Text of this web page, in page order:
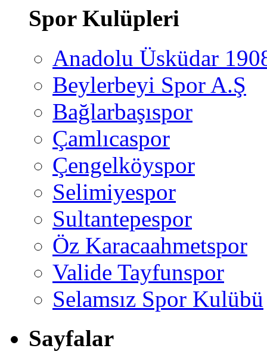
Spor Kulüpleri
Anadolu Üsküdar
Beylerbeyi Spor A.Ş
Bağlarbaşıspor
Çamlıcaspor
Çengelköyspor
Selimiyespor
Sultantepespor
Öz Karacaahmetspor
Valide Tayfunspor
Selamsız Spor Kulübü
Sayfalar